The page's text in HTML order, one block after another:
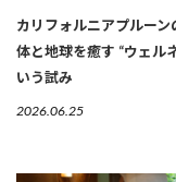
カリフォルニアプルーン
体と地球を癒す “ウェル
いう試み
2026.06.25